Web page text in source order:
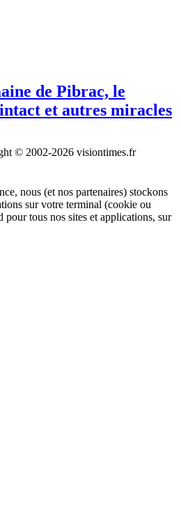
de Pibrac, le
et autres miracles
© 2002-2026 visiontimes.fr
nous (et nos partenaires) stockons
sur votre terminal (cookie ou
pour tous nos sites et applications, sur